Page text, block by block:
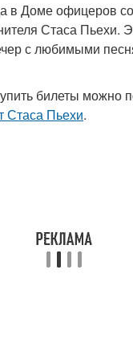
в Доме офицеров
Стаса Пьехи.
с любимыми
билеты можно
Стаса Пьехи.